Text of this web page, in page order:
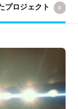
プロジェクト 0